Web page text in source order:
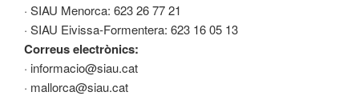
· SIAU Menorca: 623 26 77 21
· SIAU Eivissa-Formentera: 623 16 05 13
Correus electrònics:
· informacio@siau.cat
· mallorca@siau.cat